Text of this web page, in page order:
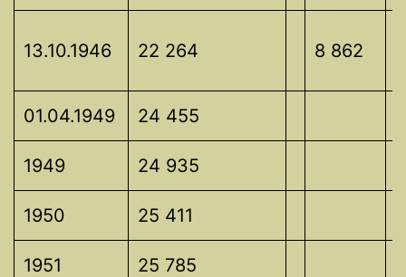
13.10.1946 22 264 8 862
01.04.1949 24 455
1949 24 935
1950 25 411
1951 25 785